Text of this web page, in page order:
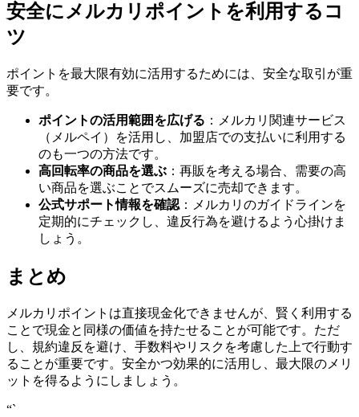
安全にメルカリポイントを利用するコ
ツ
ポイントを最大限有効に活用するためには、安全な取引が重
要です。
ポイントの活用範囲を広げる ：メルカリ関連サービス
（メルペイ）を活用し、加盟店での支払いに利用する
のも一つの方法です。
高回転率の商品を選ぶ ：再販を考える場合、需要の高
い商品を選ぶことでスムーズに売却できます。
公式サポート情報を確認 ：メルカリのガイドラインを
定期的にチェックし、違反行為を避けるよう心掛けま
しょう。
まとめ
メルカリポイントは直接現金化できませんが、賢く利用する
ことで現金と同様の価値を持たせることが可能です。ただ
し、規約違反を避け、手数料やリスクを考慮した上で行動す
ることが重要です。安全かつ効果的に活用し、最大限のメリ
ットを得るようにしましょう。
“`